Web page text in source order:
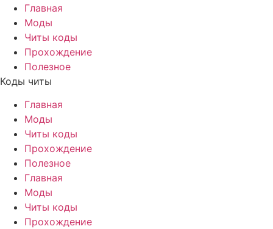
Главная
Моды
Читы коды
Прохождение
Полезное
Коды читы
Главная
Моды
Читы коды
Прохождение
Полезное
Главная
Моды
Читы коды
Прохождение